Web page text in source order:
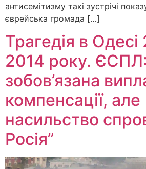
антисемітизму такі зустрічі
єврейська громада […]
Трагедія в Одесі
2014 року. ЄСПЛ:
зобов’язана
компенсації, але
насильство
Росія”